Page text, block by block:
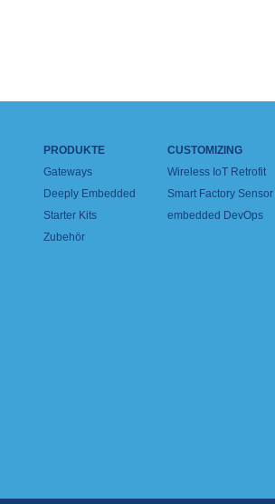
PRODUKTE
Gateways
Deeply Embedded
Starter Kits
Zubehör
CUSTOMIZING
Wireless IoT Retrofit
Smart Factory Sensor
embedded DevOps